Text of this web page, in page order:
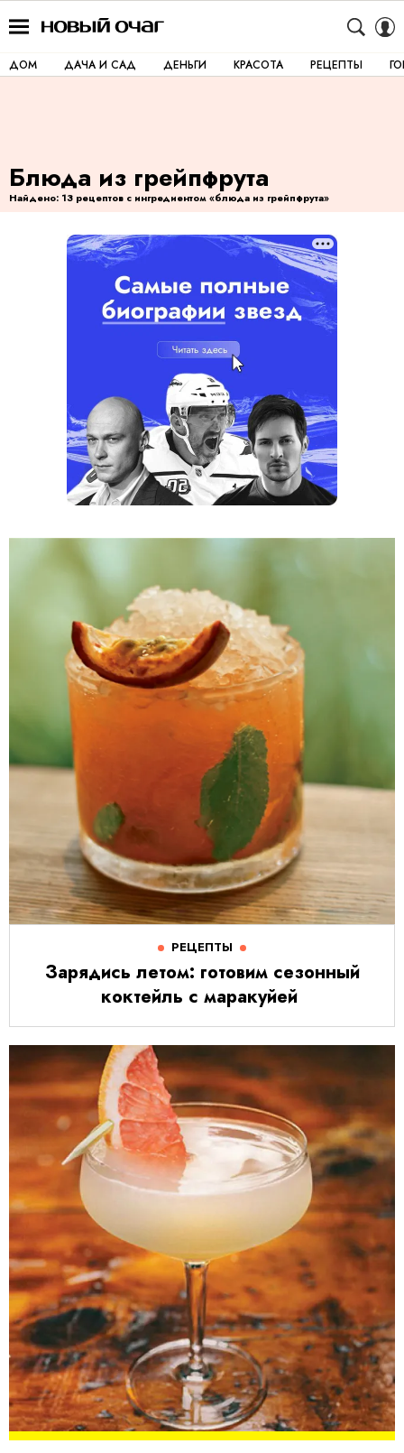
ДОМ ДАЧА И САД ДЕНЬГИ КРАСОТА РЕЦЕПТЫ
Блюда из грейпфрута
Найдено: 13 рецептов с ингредиентом «блюда из грейпфрута»
РЕЦЕПТЫ
Зарядись летом: готовим сезонный
коктейль с маракуйей